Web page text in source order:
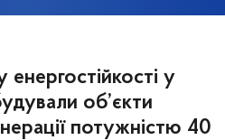
у
об’єкти
потужністю 40